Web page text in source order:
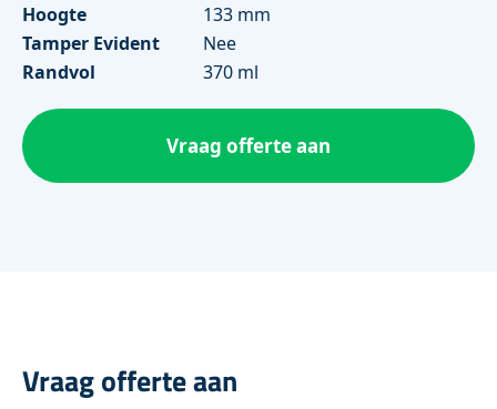
Hoogte
133 mm
Tamper Evident
Nee
Randvol
370 ml
Vraag offerte aan
Vraag offerte aan